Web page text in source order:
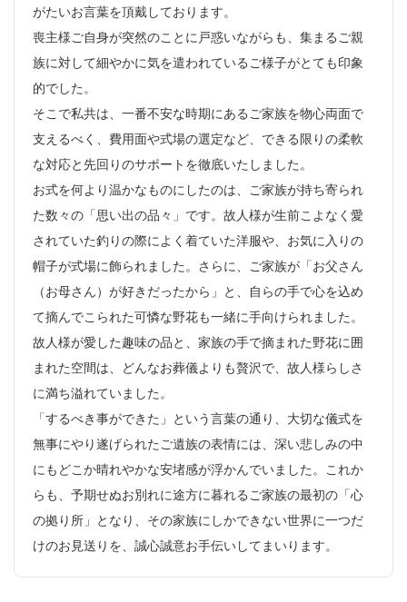
がたいお言葉を頂戴しております。
喪主様ご自身が突然のことに戸惑いながらも、集まるご親
族に対して細やかに気を遣われているご様子がとても印象
的でした。
そこで私共は、一番不安な時期にあるご家族を物心両面で
支えるべく、費用面や式場の選定など、できる限りの柔軟
な対応と先回りのサポートを徹底いたしました。
お式を何より温かなものにしたのは、ご家族が持ち寄られ
た数々の「思い出の品々」です。故人様が生前こよなく愛
されていた釣りの際によく着ていた洋服や、お気に入りの
帽子が式場に飾られました。さらに、ご家族が「お父さん
（お母さん）が好きだったから」と、自らの手で心を込め
て摘んでこられた可憐な野花も一緒に手向けられました。
故人様が愛した趣味の品と、家族の手で摘まれた野花に囲
まれた空間は、どんなお葬儀よりも贅沢で、故人様らしさ
に満ち溢れていました。
「するべき事ができた」という言葉の通り、大切な儀式を
無事にやり遂げられたご遺族の表情には、深い悲しみの中
にもどこか晴れやかな安堵感が浮かんでいました。これか
らも、予期せぬお別れに途方に暮れるご家族の最初の「心
の拠り所」となり、その家族にしかできない世界に一つだ
けのお見送りを、誠心誠意お手伝いしてまいります。